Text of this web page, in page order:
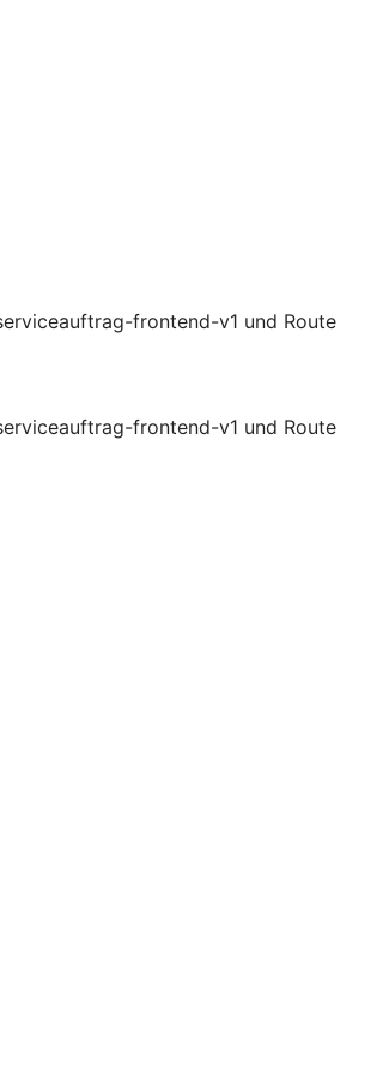
frontend-v1 und Route
frontend-v1 und Route